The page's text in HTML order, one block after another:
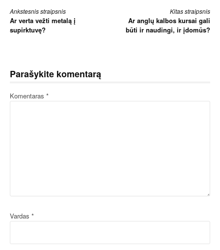
Skaityti
toliau
Ankstesnis straipsnis
Ar verta vežti metalą į
supirktuvę?
Kitas straipsnis
Ar anglų kalbos kursai gali
būti ir naudingi, ir įdomūs?
Parašykite komentarą
Komentaras *
Vardas *